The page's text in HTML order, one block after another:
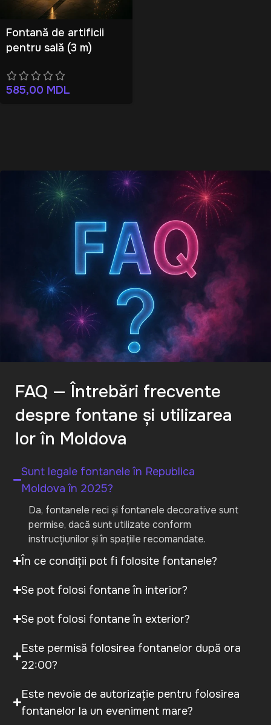
Fontană de artificii
pentru sală (3 m)
585,00 MDL
FAQ — Întrebări frecvente
despre fontane și utilizarea
lor în Moldova
Sunt legale fontanele în Republica
Moldova în 2025?
Da, fontanele reci și fontanele decorative sunt
permise, dacă sunt utilizate conform
instrucțiunilor și în spațiile recomandate.
În ce condiții pot fi folosite fontanele?
Se pot folosi fontane în interior?
Se pot folosi fontane în exterior?
Este permisă folosirea fontanelor după ora
22:00?
Este nevoie de autorizație pentru folosirea
fontanelor la un eveniment mare?